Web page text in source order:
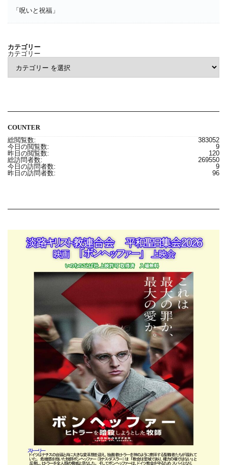
「呪いと祝福」
カテゴリー
カテゴリー
COUNTER
383052
総閲覧数:
9
今日の閲覧数:
120
昨日の閲覧数:
269550
総訪問者数:
9
今日の訪問者数:
96
昨日の訪問者数: